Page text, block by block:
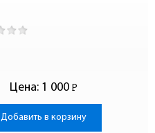
Цена: 1 000 Р
-
Добавить в корзину